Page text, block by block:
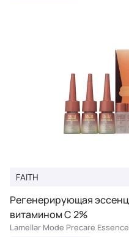
FAITH
Регенерирующая
витамином С 2%
Lamellar Mode Precare